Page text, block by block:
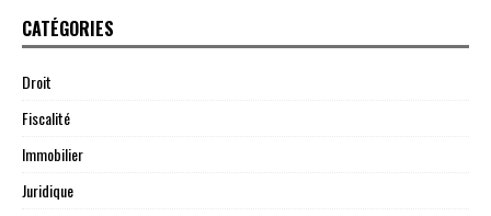
CATÉGORIES
Droit
Fiscalité
Immobilier
Juridique